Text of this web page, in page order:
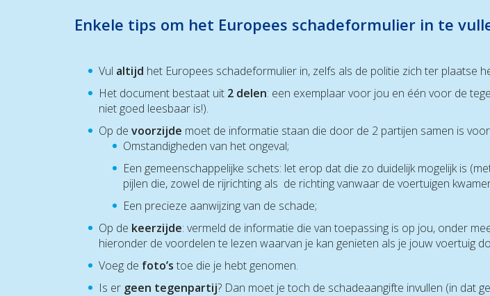
Enkele tips om het Europees schadeformulier in te
Vul altijd het Europees schadeformulier in, zelfs als de politie zich ter plaatse
Het document bestaat uit 2 delen: een exemplaar voor jou en één voor de
niet goed leesbaar is!).
Op de voorzijde moet de informatie staan die door de 2 partijen samen is
Omstandigheden van het ongeval;
Een gemeenschappelijke schets: let erop dat die zo duidelijk mogelijk is
pijlen die, zowel de rijrichting als de richting vanwaar de voertuigen
Een precieze aanwijzing van de schade;
Op de keerzijde: vermeld de informatie die van toepassing is op jou, onder
hieronder de voordelen te lezen waarvan je kan genieten als je jouw voertuig
Voeg de foto’s toe die je hebt genomen.
Is er geen tegenpartij? Dan moet je toch de schadeaangifte invullen (in dat